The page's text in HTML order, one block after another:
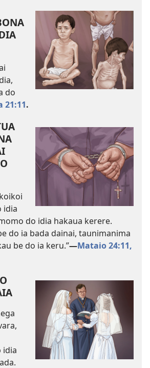
do
21:11.
idia
do idia hakaua kerere.
do ia bada dainai, taunimanima
be do ia keru.”​—Mataio 24:11,
idia